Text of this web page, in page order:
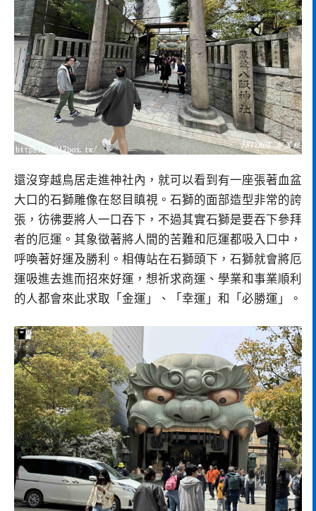
還沒穿越鳥居走進神社內，就可以看到有一座張著血盆
大口的石獅雕像在怒目瞋視。石獅的面部造型非常的誇
張，彷彿要將人一口吞下，不過其實石獅是要吞下參拜
者的厄運。其象徵著將人間的苦難和厄運都吸入口中，
呼喚著好運及勝利。相傳站在石獅頭下，石獅就會將厄
運吸進去進而招來好運，想祈求商運、學業和事業順利
的人都會來此求取「金運」、「幸運」和「必勝運」。